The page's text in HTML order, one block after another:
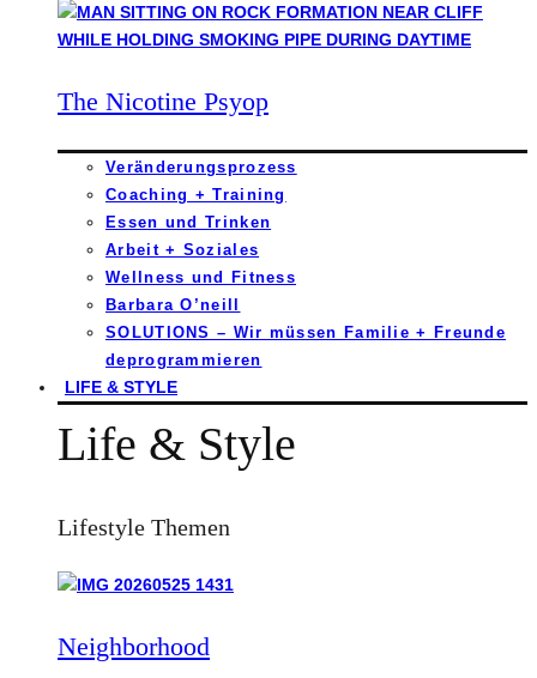
The Nicotine Psyop
Veränderungsprozess
Coaching + Training
Essen und Trinken
Arbeit + Soziales
Wellness und Fitness
Barbara O’neill
SOLUTIONS – Wir müssen Familie + Freunde
deprogrammieren
LIFE & STYLE
Life & Style
Lifestyle Themen
Neighborhood